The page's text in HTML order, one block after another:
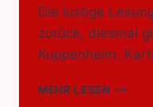
Die lustige
zurück, diesmal
Kuppenheim.
MEHR LESEN DODO